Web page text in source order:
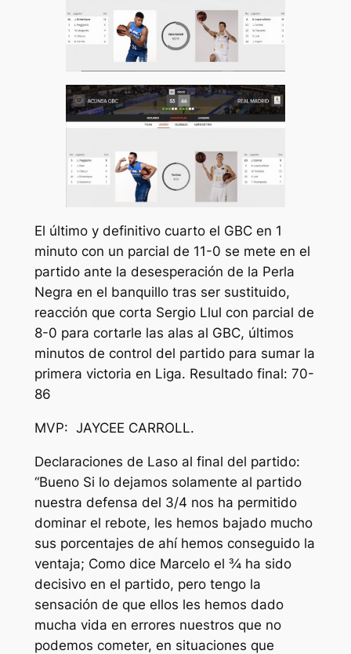
El último y definitivo cuarto el GBC en 1
minuto con un parcial de 11-0 se mete en el
partido ante la desesperación de la Perla
Negra en el banquillo tras ser sustituido,
reacción que corta Sergio Llul con parcial de
8-0 para cortarle las alas al GBC, últimos
minutos de control del partido para sumar la
primera victoria en Liga. Resultado final: 70-
86
MVP: JAYCEE CARROLL.
Declaraciones de Laso al final del partido:
“Bueno Si lo dejamos solamente al partido
nuestra defensa del 3/4 nos ha permitido
dominar el rebote, les hemos bajado mucho
sus porcentajes de ahí hemos conseguido la
ventaja; Como dice Marcelo el ¾ ha sido
decisivo en el partido, pero tengo la
sensación de que ellos les hemos dado
mucha vida en errores nuestros que no
podemos cometer, en situaciones que